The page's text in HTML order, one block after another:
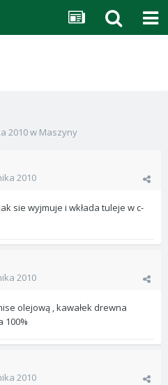
2010w Maszyny
2010
sie wyjmuje i wkłada tuleje w c-
2010
olejową , kawałek drewna
100%
2010